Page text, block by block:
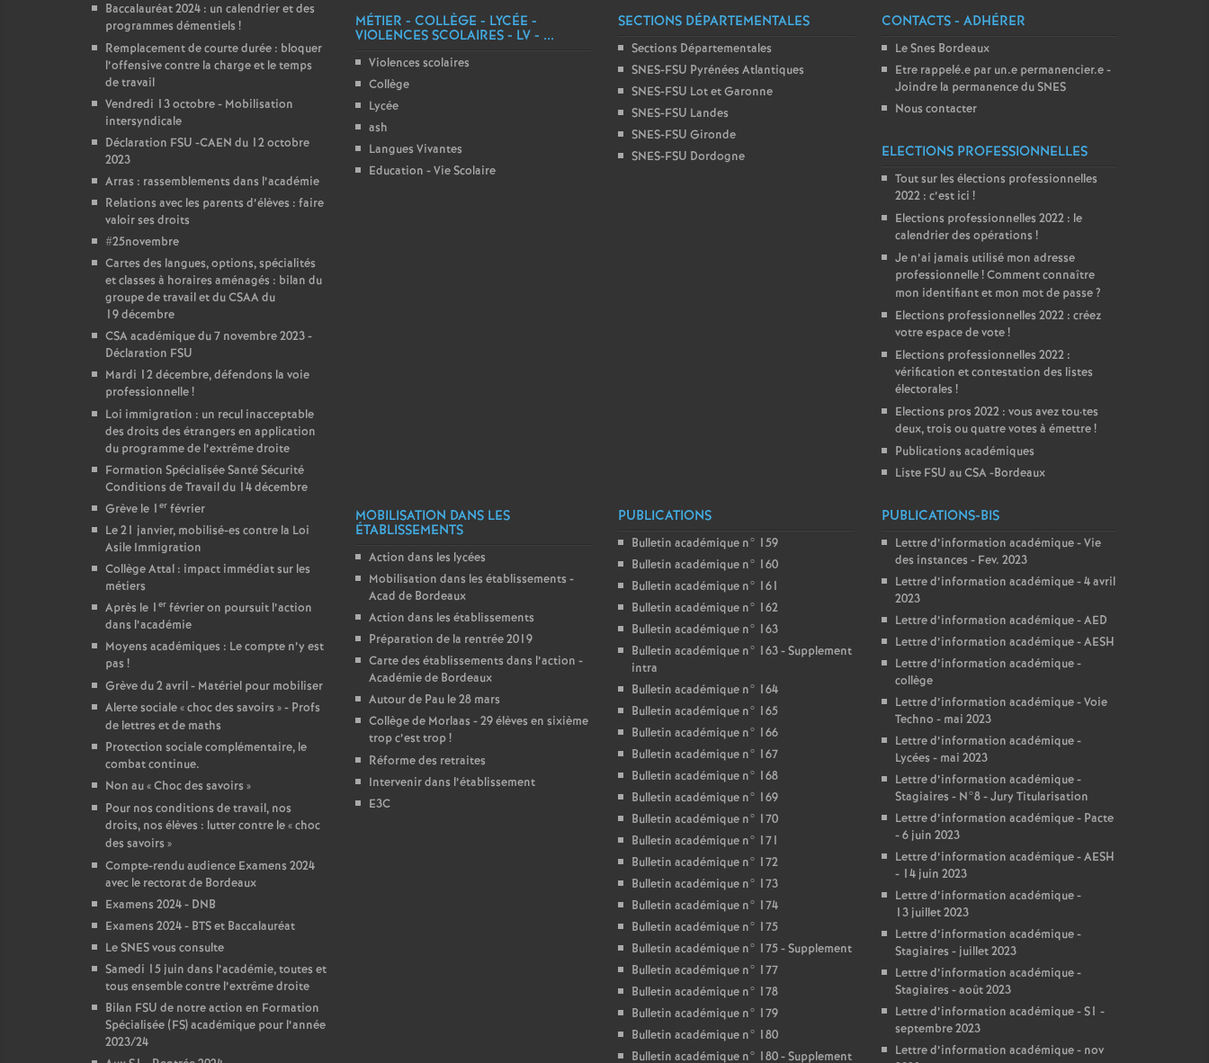
e
S
c
é
O
r
l
é
a
Baccalauréat 2024 : un calendrier et des
programmes démentiels !
Remplacement de courte durée : bloquer
l’offensive contre la charge et le temps
de travail
Vendredi 13 octobre - Mobilisation
intersyndicale
Déclaration FSU -CAEN du 12 octobre
2023
Arras : rassemblements dans l’académie
Relations avec les parents d’élèves : faire
valoir ses droits
#25novembre
Cartes des langues, options, spécialités
et classes à horaires aménagés : bilan du
groupe de travail et du CSAA du
19 décembre
CSA académique du 7 novembre 2023 -
Déclaration FSU
Mardi 12 décembre, défendons la voie
professionnelle!
Loi immigration : un recul inacceptable
des droits des étrangers en application
du programme de l’extrême droite
Formation Spécialisée Santé Sécurité
Conditions de Travail du 14 décembre
Grève le 1 er février
Le 21 janvier, mobilisé-es contre la Loi
Asile Immigration
Collège Attal : impact immédiat sur les
métiers
Après le 1 er février on poursuit l’action
dans l’académie
Moyens académiques : Le compte n’y est
pas !
Grève du 2 avril - Matériel pour mobiliser
Alerte sociale «choc des savoirs » - Profs
de lettres et de maths
Protection sociale complémentaire, le
combat continue.
Non au «Choc des savoirs »
Pour nos conditions de travail, nos
droits, nos élèves : lutter contre le «choc
des savoirs »
Compte-rendu audience Examens 2024
avec le rectorat de Bordeaux
Examens 2024 - DNB
Examens 2024 - BTS et Baccalauréat
Le SNES vous consulte
Samedi 15 juin dans l’académie, toutes et
tous ensemble contre l’extrême droite
Bilan FSU de notre action en Formation
Spécialisée (FS) académique pour l’année
2023/24
MÉTIER - COLLÈGE - LYCÉE -
VIOLENCES SCOLAIRES - LV - ...
Violences scolaires
Collège
Lycée
ash
Langues Vivantes
Education - Vie Scolaire
SECTIONS DÉPARTEMENTALES
Sections Départementales
SNES-FSU Pyrénées Atlantiques
SNES-FSU Lot et Garonne
SNES-FSU Landes
SNES-FSU Gironde
SNES-FSU Dordogne
CONTACTS - ADHÉRER
Le Snes Bordeaux
Etre rappelé.e par un.e permanencier.e -
Joindre la permanence du SNES
Nous contacter
ELECTIONS PROFESSIONNELLES
Tout sur les élections professionnelles
2022 : c’est ici !
Elections professionnelles 2022 : le
calendrier des opérations !
Je n’ai jamais utilisé mon adresse
professionnelle! Comment connaître
mon identifiant et mon mot de passe?
Elections professionnelles 2022 : créez
votre espace de vote!
Elections professionnelles 2022 :
vérification et contestation des listes
électorales !
Elections pros 2022 : vous avez tou·tes
deux, trois ou quatre votes à émettre!
Publications académiques
Liste FSU au CSA -Bordeaux
MOBILISATION DANS LES
ÉTABLISSEMENTS
Action dans les lycées
Mobilisation dans les établissements -
Acad de Bordeaux
Action dans les établissements
Préparation de la rentrée 2019
Carte des établissements dans l’action -
Académie de Bordeaux
Autour de Pau le 28 mars
Collège de Morlaas - 29 élèves en sixième
trop c’est trop!
Réforme des retraites
Intervenir dans l’établissement
E3C
PUBLICATIONS
Bulletin académique n° 159
Bulletin académique n° 160
Bulletin académique n° 161
Bulletin académique n° 162
Bulletin académique n° 163
Bulletin académique n° 163 - Supplement
intra
Bulletin académique n° 164
Bulletin académique n° 165
Bulletin académique n° 166
Bulletin académique n° 167
Bulletin académique n° 168
Bulletin académique n° 169
Bulletin académique n° 170
Bulletin académique n° 171
Bulletin académique n° 172
Bulletin académique n° 173
Bulletin académique n° 174
Bulletin académique n° 175
Bulletin académique n° 175 - Supplement
Bulletin académique n° 177
Bulletin académique n° 178
Bulletin académique n° 179
Bulletin académique n° 180
Bulletin académique n° 180 - Supplement
PUBLICATIONS-BIS
Lettre d’information académique - Vie
des instances - Fev. 2023
Lettre d’information académique - 4 avril
2023
Lettre d’information académique - AED
Lettre d’information académique - AESH
Lettre d’information académique -
collège
Lettre d’information académique - Voie
Techno - mai 2023
Lettre d’information académique -
Lycées - mai 2023
Lettre d’information académique -
Stagiaires - N°8 - Jury Titularisation
Lettre d’information académique - Pacte
- 6 juin 2023
Lettre d’information académique - AESH
- 14 juin 2023
Lettre d’information académique -
13 juillet 2023
Lettre d’information académique -
Stagiaires - juillet 2023
Lettre d’information académique -
Stagiaires - août 2023
Lettre d’information académique - S1 -
septembre 2023
Lettre d’information académique - nov